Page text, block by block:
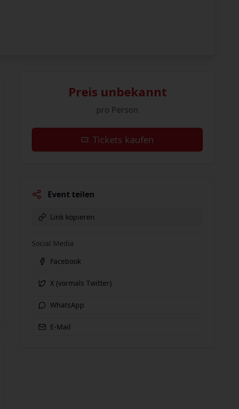
Preis unbekannt
pro Person
Tickets kaufen
Event teilen
Link kopieren
Social Media
Facebook
X (vormals Twitter)
WhatsApp
E-Mail